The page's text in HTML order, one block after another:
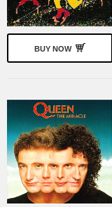
BUY NOW